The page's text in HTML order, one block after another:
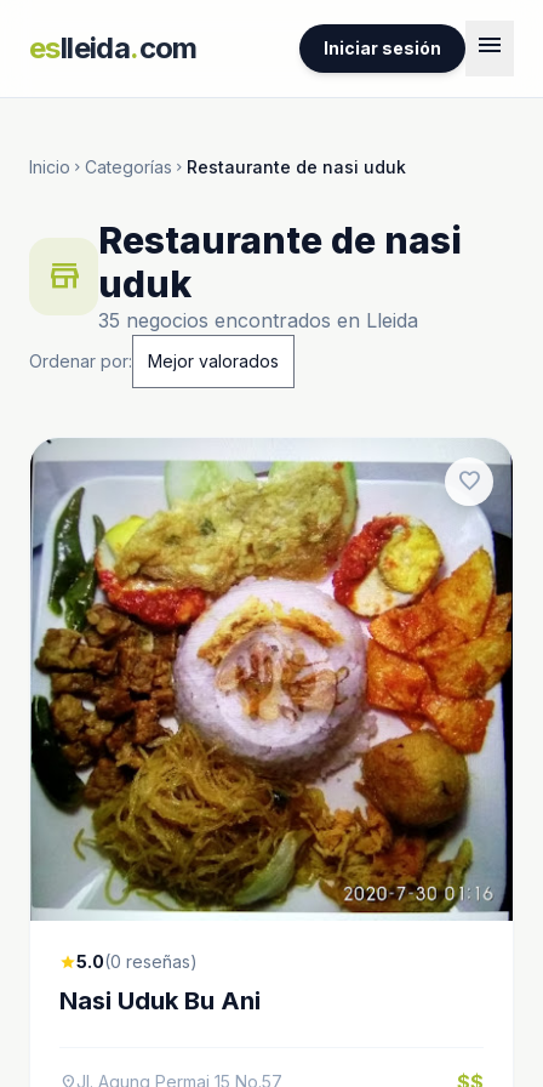
eslleida.com Iniciar sesión menu
Inicio chevron_right Categorías chevron_right Restaurante de nasi uduk
store
Restaurante de nasi
uduk
35 negocios encontrados en Lleida
Ordenar por:
favorite
star5.0(0 reseñas)
Nasi Uduk Bu Ani
location_onJl. Agung Permai 15 No.57 $$